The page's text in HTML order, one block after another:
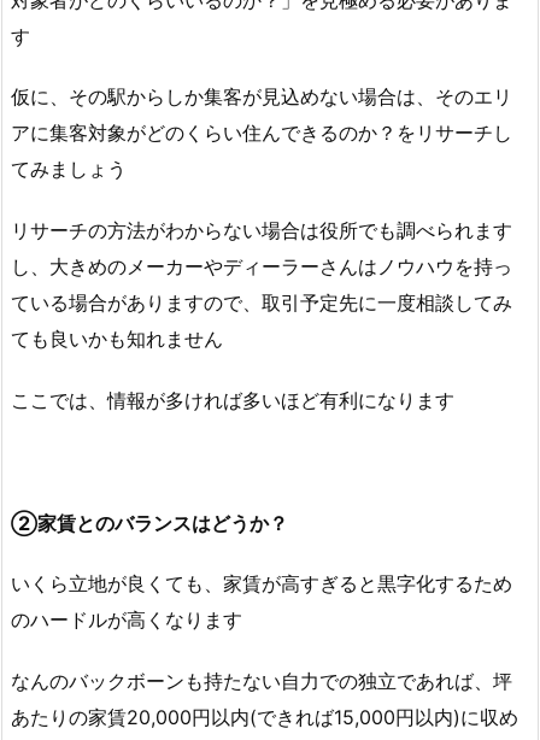
す
仮に、その駅からしか集客が見込めない場合は、そのエリ
アに集客対象がどのくらい住んできるのか？をリサーチし
てみましょう
リサーチの方法がわからない場合は役所でも調べられます
し、大きめのメーカーやディーラーさんはノウハウを持っ
ている場合がありますので、取引予定先に一度相談してみ
ても良いかも知れません
ここでは、情報が多ければ多いほど有利になります
②家賃とのバランスはどうか？
いくら立地が良くても、家賃が高すぎると黒字化するため
のハードルが高くなります
なんのバックボーンも持たない自力での独立であれば、坪
あたりの家賃20,000円以内(できれば15,000円以内)に収め